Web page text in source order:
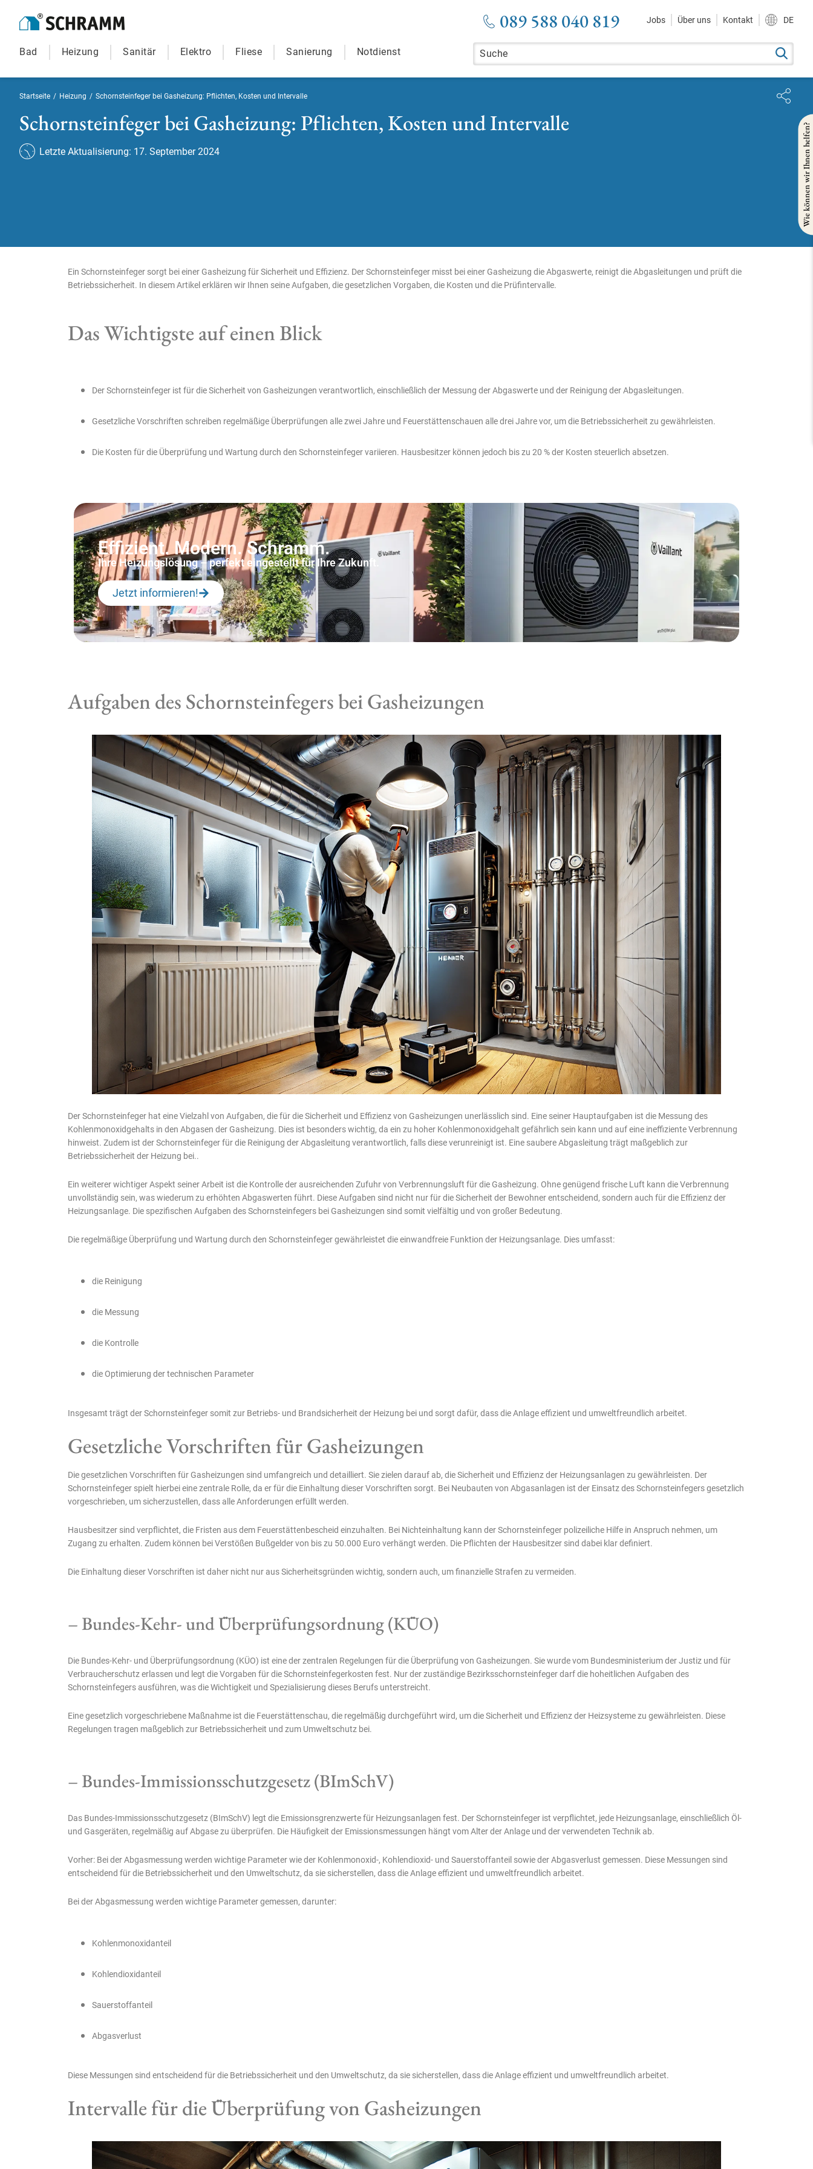
089 588 040 819 Jobs Über uns Kontakt DE
Bad Heizung Sanitär Elektro Fliese Sanierung Notdienst
Startseite / Heizung / Schornsteinfeger bei Gasheizung: Pflichten, Kosten und Intervalle
Schornsteinfeger bei Gasheizung: Pflichten, Kosten und Intervalle
Letzte Aktualisierung: 17. September 2024
Ein Schornsteinfeger sorgt bei einer Gasheizung für Sicherheit und Effizienz. Der Schornsteinfeger misst bei einer Gasheizung die Abgaswerte, reinigt die Abgasleitungen und prüft die
Betriebssicherheit. In diesem Artikel erklären wir Ihnen seine Aufgaben, die gesetzlichen Vorgaben, die Kosten und die Prüfintervalle.
Das Wichtigste auf einen Blick
Der Schornsteinfeger ist für die Sicherheit von Gasheizungen verantwortlich, einschließlich der Messung der Abgaswerte und der Reinigung der Abgasleitungen.
Gesetzliche Vorschriften schreiben regelmäßige Überprüfungen alle zwei Jahre und Feuerstättenschauen alle drei Jahre vor, um die Betriebssicherheit zu gewährleisten.
Die Kosten für die Überprüfung und Wartung durch den Schornsteinfeger variieren. Hausbesitzer können jedoch bis zu 20 % der Kosten steuerlich absetzen.
Effizient. Modern. Schramm.
Ihre Heizungslösung – perfekt eingestellt für Ihre Zukunft.
Jetzt informieren!
Aufgaben des Schornsteinfegers bei Gasheizungen
Der Schornsteinfeger hat eine Vielzahl von Aufgaben, die für die Sicherheit und Effizienz von Gasheizungen unerlässlich sind. Eine seiner Hauptaufgaben ist die Messung des
Kohlenmonoxidgehalts in den Abgasen der Gasheizung. Dies ist besonders wichtig, da ein zu hoher Kohlenmonoxidgehalt gefährlich sein kann und auf eine ineffiziente Verbrennung
hinweist. Zudem ist der Schornsteinfeger für die Reinigung der Abgasleitung verantwortlich, falls diese verunreinigt ist. Eine saubere Abgasleitung trägt maßgeblich zur
Betriebssicherheit der Heizung bei..
Ein weiterer wichtiger Aspekt seiner Arbeit ist die Kontrolle der ausreichenden Zufuhr von Verbrennungsluft für die Gasheizung. Ohne genügend frische Luft kann die Verbrennung
unvollständig sein, was wiederum zu erhöhten Abgaswerten führt. Diese Aufgaben sind nicht nur für die Sicherheit der Bewohner entscheidend, sondern auch für die Effizienz der
Heizungsanlage. Die spezifischen Aufgaben des Schornsteinfegers bei Gasheizungen sind somit vielfältig und von großer Bedeutung.
Die regelmäßige Überprüfung und Wartung durch den Schornsteinfeger gewährleistet die einwandfreie Funktion der Heizungsanlage. Dies umfasst:
die Reinigung
die Messung
die Kontrolle
die Optimierung der technischen Parameter
Insgesamt trägt der Schornsteinfeger somit zur Betriebs- und Brandsicherheit der Heizung bei und sorgt dafür, dass die Anlage effizient und umweltfreundlich arbeitet.
Gesetzliche Vorschriften für Gasheizungen
Die gesetzlichen Vorschriften für Gasheizungen sind umfangreich und detailliert. Sie zielen darauf ab, die Sicherheit und Effizienz der Heizungsanlagen zu gewährleisten. Der
Schornsteinfeger spielt hierbei eine zentrale Rolle, da er für die Einhaltung dieser Vorschriften sorgt. Bei Neubauten von Abgasanlagen ist der Einsatz des Schornsteinfegers gesetzlich
vorgeschrieben, um sicherzustellen, dass alle Anforderungen erfüllt werden.
Hausbesitzer sind verpflichtet, die Fristen aus dem Feuerstättenbescheid einzuhalten. Bei Nichteinhaltung kann der Schornsteinfeger polizeiliche Hilfe in Anspruch nehmen, um
Zugang zu erhalten. Zudem können bei Verstößen Bußgelder von bis zu 50.000 Euro verhängt werden. Die Pflichten der Hausbesitzer sind dabei klar definiert.
Die Einhaltung dieser Vorschriften ist daher nicht nur aus Sicherheitsgründen wichtig, sondern auch, um finanzielle Strafen zu vermeiden.
– Bundes-Kehr- und Überprüfungsordnung (KÜO)
Die Bundes-Kehr- und Überprüfungsordnung (KÜO) ist eine der zentralen Regelungen für die Überprüfung von Gasheizungen. Sie wurde vom Bundesministerium der Justiz und für
Verbraucherschutz erlassen und legt die Vorgaben für die Schornsteinfegerkosten fest. Nur der zuständige Bezirksschornsteinfeger darf die hoheitlichen Aufgaben des
Schornsteinfegers ausführen, was die Wichtigkeit und Spezialisierung dieses Berufs unterstreicht.
Eine gesetzlich vorgeschriebene Maßnahme ist die Feuerstättenschau, die regelmäßig durchgeführt wird, um die Sicherheit und Effizienz der Heizsysteme zu gewährleisten. Diese
Regelungen tragen maßgeblich zur Betriebssicherheit und zum Umweltschutz bei.
– Bundes-Immissionsschutzgesetz (BImSchV)
Das Bundes-Immissionsschutzgesetz (BImSchV) legt die Emissionsgrenzwerte für Heizungsanlagen fest. Der Schornsteinfeger ist verpflichtet, jede Heizungsanlage, einschließlich Öl-
und Gasgeräten, regelmäßig auf Abgase zu überprüfen. Die Häufigkeit der Emissionsmessungen hängt vom Alter der Anlage und der verwendeten Technik ab.
Vorher: Bei der Abgasmessung werden wichtige Parameter wie der Kohlenmonoxid-, Kohlendioxid- und Sauerstoffanteil sowie der Abgasverlust gemessen. Diese Messungen sind
entscheidend für die Betriebssicherheit und den Umweltschutz, da sie sicherstellen, dass die Anlage effizient und umweltfreundlich arbeitet.
Bei der Abgasmessung werden wichtige Parameter gemessen, darunter:
Kohlenmonoxidanteil
Kohlendioxidanteil
Sauerstoffanteil
Abgasverlust
Diese Messungen sind entscheidend für die Betriebssicherheit und den Umweltschutz, da sie sicherstellen, dass die Anlage effizient und umweltfreundlich arbeitet.
Intervalle für die Überprüfung von Gasheizungen
Wie können wir Ihnen helfen?